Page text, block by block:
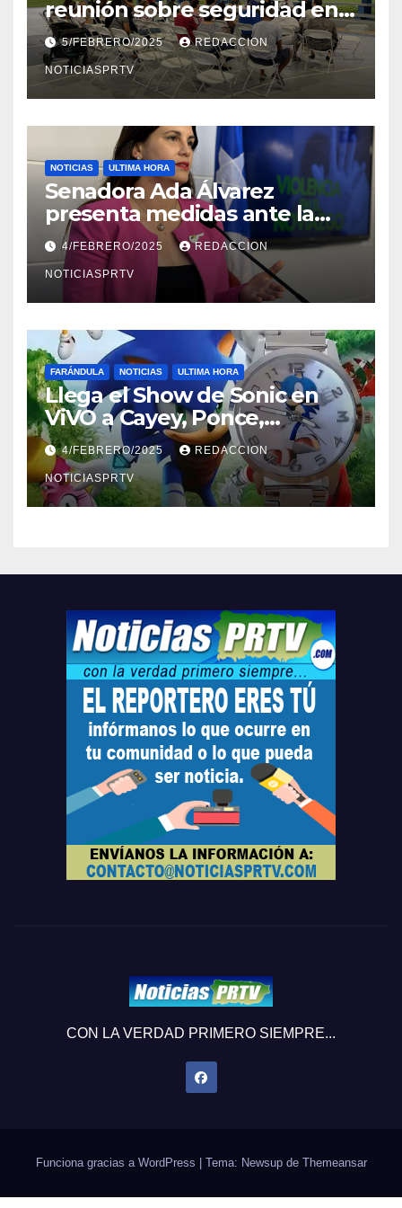
reunión sobre seguridad en
Reparto Metropolitano
5/FEBRERO/2025 REDACCION
NOTICIASPRTV
NOTICIAS ULTIMA HORA
Senadora Ada Álvarez
presenta medidas ante la
violencia en el noviazgo
4/FEBRERO/2025 REDACCION
NOTICIASPRTV
FARÁNDULA NOTICIAS ULTIMA HORA
Llega el Show de Sonic en
ViVO a Cayey, Ponce,
Barceloneta y Humacao,
Relojes gratis para el que
compre ahora….
4/FEBRERO/2025 REDACCION
NOTICIASPRTV
CON LA VERDAD PRIMERO SIEMPRE...
Funciona gracias a WordPress Tema: Newsup de Themeansar